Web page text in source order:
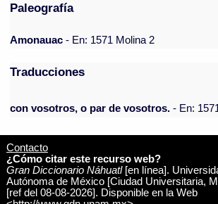
Paleografía
Amonauac - En: 1571 Molina 2
Traducciones
con vosotros, o par de vosotros. - En:
Contacto
¿Cómo citar este recurso web?
Gran Diccionario Náhuatl[en línea].
Autónoma de México [Ciudad Universitaria,
[ref del 08-08-2026]. Disponible en la Web